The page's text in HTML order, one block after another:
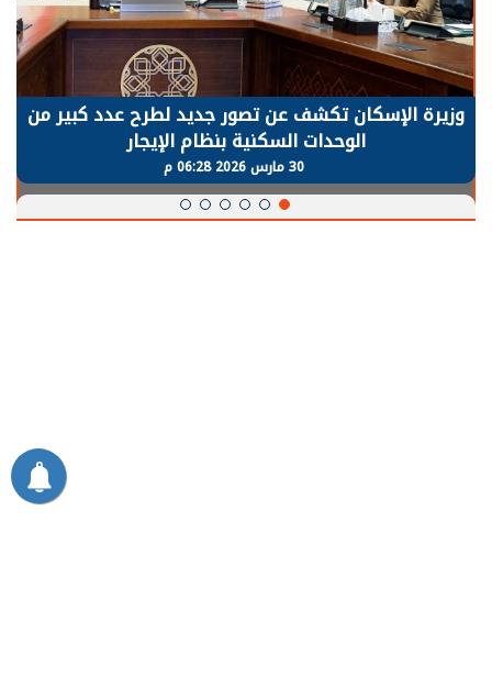
وزيرة الإسكان تكشف عن تصور جديد لطرح عدد كبير من
الوحدات السكنية بنظام الإيجار